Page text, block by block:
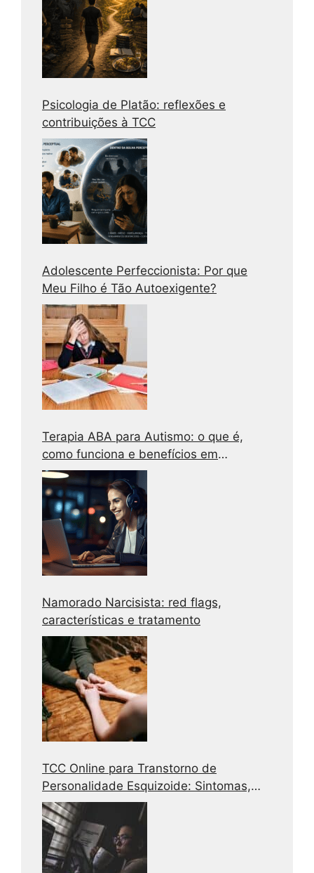
Psicologia de Platão: reflexões e
contribuições à TCC
Adolescente Perfeccionista: Por que
Meu Filho é Tão Autoexigente?
Terapia ABA para Autismo: o que é,
como funciona e benefícios em
adolescentes e adultos
Namorado Narcisista: red flags,
características e tratamento
TCC Online para Transtorno de
Personalidade Esquizoide: Sintomas,
Causas e Tratamento